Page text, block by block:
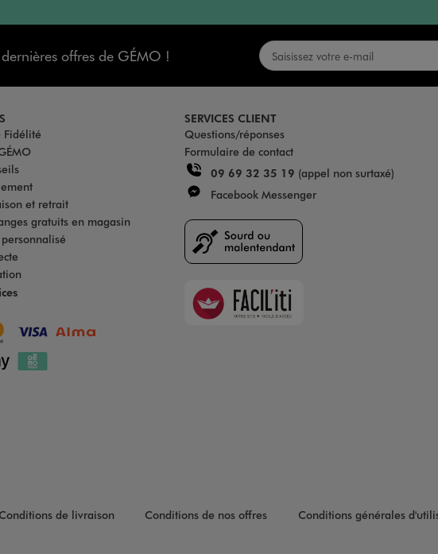
offres de GÉMO !
Fidélité
et retrait
gratuits en magasin
SERVICES CLIENT
Questions/réponses
Formulaire de contact
09 69 32 35 19 (appel non surtaxé)
Facebook Messenger
Faciliti
Conditions de livraison Conditions de nos offres Conditions générales